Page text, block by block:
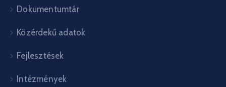
Dokumentumtár
Közérdekű adatok
Fejlesztések
Intézmények